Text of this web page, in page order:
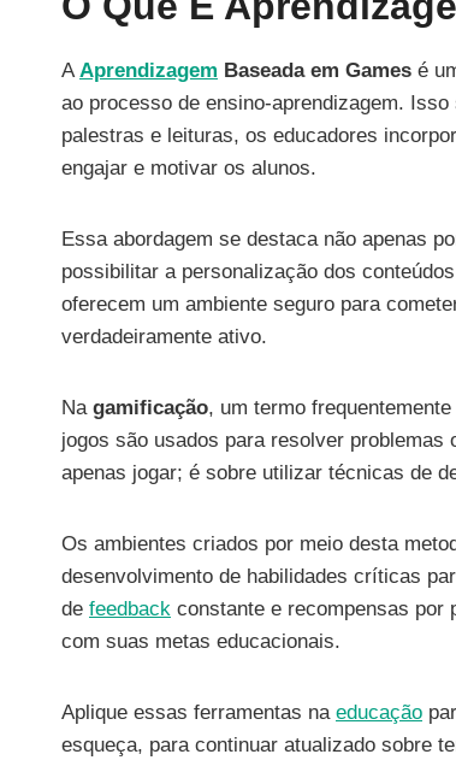
A Aprendizagem Baseada em Games é
ao processo de ensino-aprendizagem.
palestras e leituras, os educadores
engajar e motivar os alunos.
Essa abordagem se destaca não apenas
possibilitar a personalização dos
oferecem um ambiente seguro para
verdadeiramente ativo.
Na gamificação, um termo
jogos são usados para resolver
apenas jogar; é sobre utilizar técnicas de
Os ambientes criados por meio desta
desenvolvimento de habilidades críticas
de feedback constante e recompensas por
com suas metas educacionais.
Aplique essas ferramentas na educação
esqueça, para continuar atualizado sobre